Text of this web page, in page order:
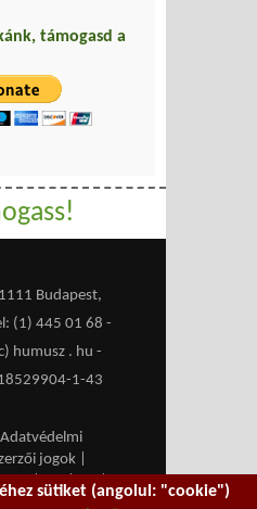
támogasd a
Budapest,
(1) 445 01 68 -
humusz . hu -
1-43
Adatvédelmi
jogok
RSS HU| EN
sütiket (angolul: "cookie")